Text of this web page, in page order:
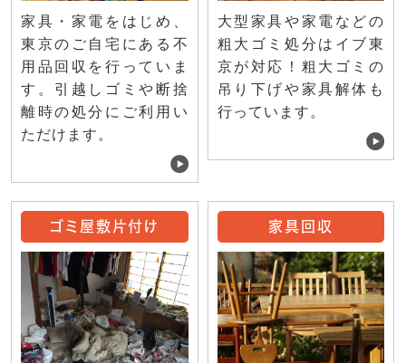
家具・家電をはじめ、
東京のご自宅にある不
用品回収を行っていま
す。引越しゴミや断捨
離時の処分にご利用い
ただけます。
大型家具や家電などの
粗大ゴミ処分はイブ東
京が対応！粗大ゴミの
吊り下げや家具解体も
行っています。
ゴミ屋敷片付け 家具回収